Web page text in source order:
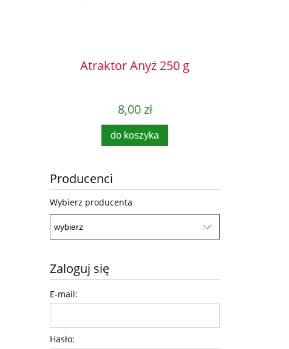
Atraktor Anyż 250 g
8,00 zł
do koszyka
Producenci
Wybierz producenta
Zaloguj się
E-mail:
Hasło: